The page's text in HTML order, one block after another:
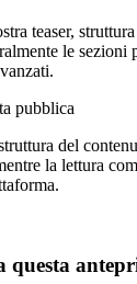
teaser,
le sezioni
pubblica
del
la lettura
questa